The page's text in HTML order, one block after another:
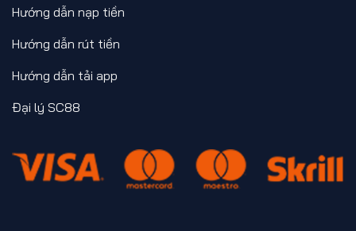
Hướng dẫn nạp tiền
Hướng dẫn rút tiền
Hướng dẫn tải app
Đại lý SC88